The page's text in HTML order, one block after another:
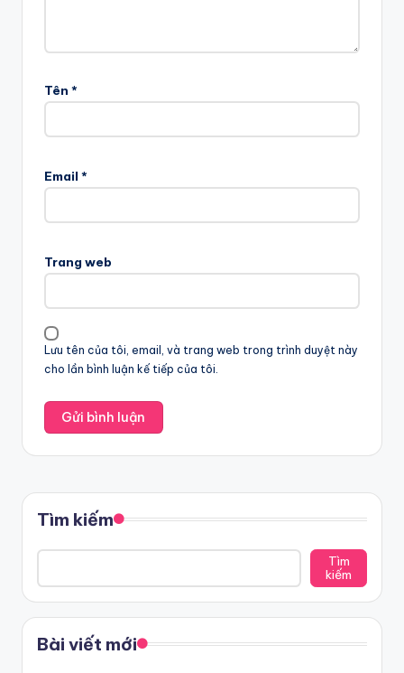
Tên *
Email *
Trang web
Lưu tên của tôi, email, và trang web trong trình duyệt này
cho lần bình luận kế tiếp của tôi.
Tìm kiếm
Tìm
kiếm
Bài viết mới